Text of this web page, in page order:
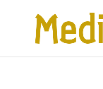
Content
navigation